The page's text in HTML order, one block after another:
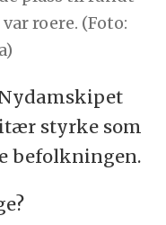
roere. (Foto:
styrke som
befolkningen.